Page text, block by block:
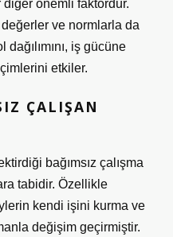
önemli faktördür.
ve normlarla da
iş gücüne
etkiler.
ÇALIŞAN
bağımsız çalışma
tabidir. Özellikle
kendi işini kurma ve
değişim geçirmiştir.